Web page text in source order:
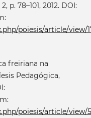
p. 78–101, 2012. DOI:
poiesis/article/view/
freiriana na
Pedagógica,
poiesis/article/view/